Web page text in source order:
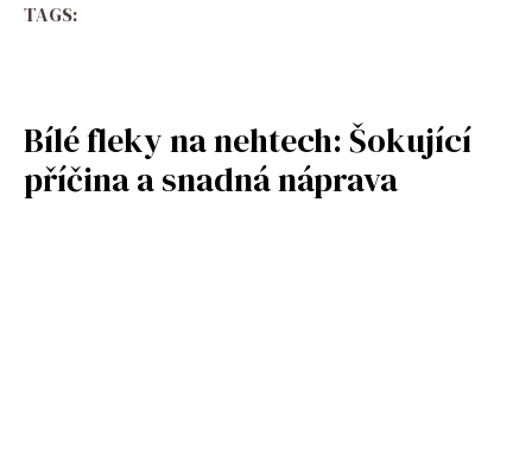
TAGS:
Bílé fleky na nehtech: Šokující
příčina a snadná náprava